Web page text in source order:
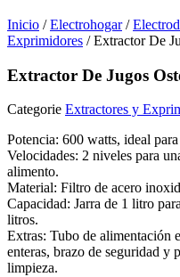
Inicio /Electrohogar/
Exprimidores / Extractor De
Extractor De Jugos
Categorie Extractores y
Potencia: 600 watts, ideal
Velocidades: 2 niveles para
alimento.
Material: Filtro de acero
Capacidad: Jarra de 1 litro
litros.
Extras: Tubo de alimentación
enteras, brazo de seguridad y
limpieza.